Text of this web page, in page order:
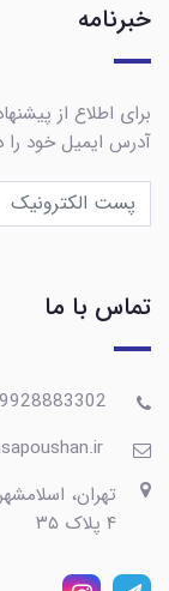
خبرنامه
برای اطلاع از
آدرس ایمیل خود را
تماس با ما
تهران،
۴ پلاک ۳۵